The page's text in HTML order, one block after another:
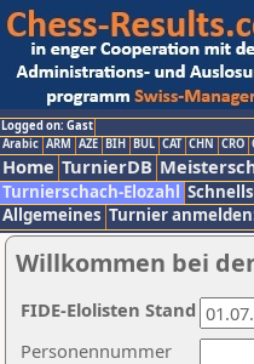
Logged on: Gast
Arabic ARM AZE BIH BUL CAT CHN CRO
Home TurnierDB
Turnierschach-Elozahl
Allgemeines Turnier
Willkommen bei
Personennummer
FIDE-Elolisten Stand